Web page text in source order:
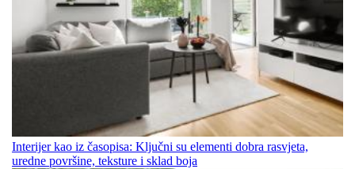
Interijer kao iz časopisa: Ključni su elementi dobra rasvjeta,
uredne površine, teksture i sklad boja